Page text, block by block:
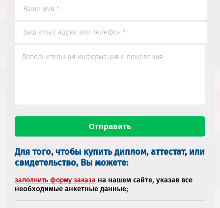
Для того, чтобы купить диплом, аттестат, или
свидетельство, Вы можете:
заполнить форму заказа на нашем сайте, указав все
необходимые анкетные данные;